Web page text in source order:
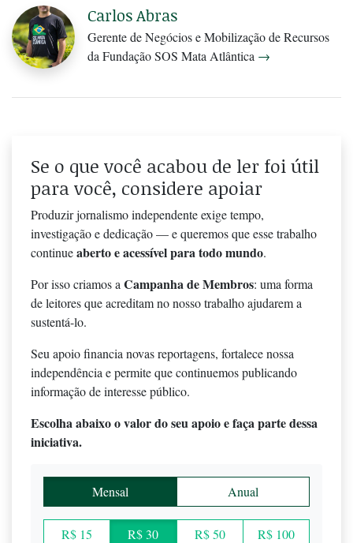
Carlos Abras
Gerente de Negócios e Mobilização de Recursos
da Fundação SOS Mata Atlântica →
Se o que você acabou de ler foi útil
para você, considere apoiar
Produzir jornalismo independente exige tempo,
investigação e dedicação — e queremos que esse trabalho
continueaberto e acessível para todo mundo.
Por isso criamos a Campanha de Membros: uma forma
de leitores que acreditam no nosso trabalho ajudarem a
sustentá-lo.
Seu apoio financia novas reportagens, fortalece nossa
independência e permite que continuemos publicando
informação de interesse público.
Escolha abaixo o valor do seu apoio e faça parte dessa
iniciativa.
Mensal Anual
R$ 15 R$ 30 R$ 50 R$ 100